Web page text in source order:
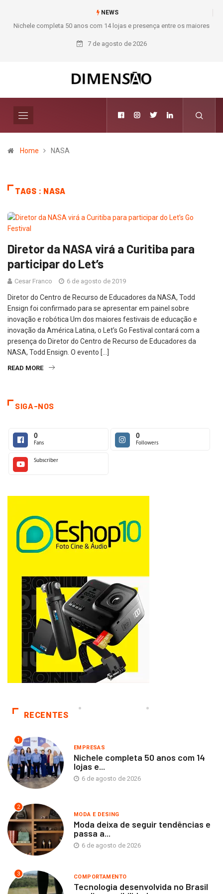
NEWS
Nichele completa 50 anos com 14 lojas e presença entre os maiores
varejistas de materiais de construção do Brasil
7 de agosto de 2026
Home NASA
TAGS : NASA
Diretor da NASA virá a Curitiba para
participar do Let’s
Cesar Franco 6 de agosto de 2019
Diretor do Centro de Recurso de Educadores da NASA, Todd
Ensign foi confirmado para se apresentar em painel sobre
inovação e robótica Um dos maiores festivais de educação e
inovação da América Latina, o Let’s Go Festival contará com a
presença do Diretor do Centro de Recurso de Educadores da
NASA, Todd Ensign. O evento […]
READ MORE
SIGA-NOS
0
Fans
0
Followers
Subscriber
RECENTES
1
EMPRESAS
Nichele completa 50 anos com 14
lojas e...
6 de agosto de 2026
2
MODA E DESING
Moda deixa de seguir tendências e
passa a...
6 de agosto de 2026
3 COMPORTAMENTO
Tecnologia desenvolvida no Brasil